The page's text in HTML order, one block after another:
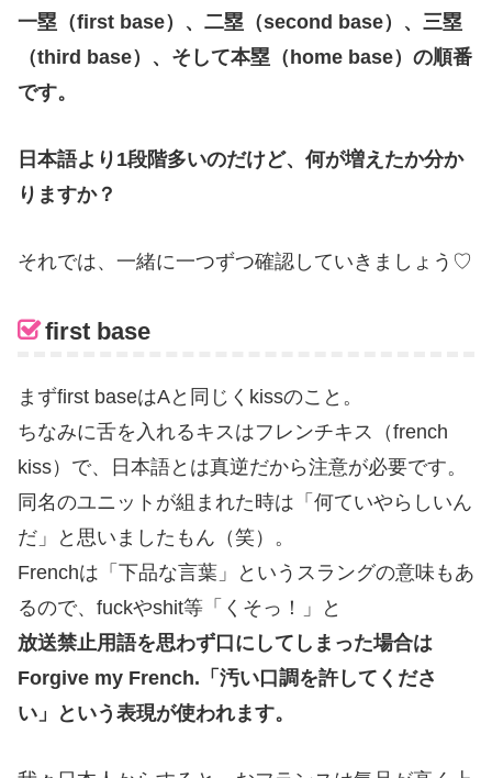
一塁（first base）、二塁（second base）、三塁
（third base）、そして本塁（ home base）の順番
です。
日本語より 1段階多いのだけど、何が増えたか分か
りますか？
それでは、一緒に一つずつ確認していきましょう♡
first base
まずfirst baseはAと同じく kissのこと。
ちなみに舌を入れるキスはフレンチキス（french
kiss）で、日本語とは真逆だから注意が必要です。
同名のユニットが組まれた時は「何ていやらしいん
だ」と思いましたもん（笑）。
Frenchは「下品な言葉」というスラングの意味もあ
るので、 fuckやshit等「くそっ！」と
放送禁止用語を思わず口にしてしまった場合は
Forgive my French. 「汚い口調を許してくださ
い」という表現が使われます。